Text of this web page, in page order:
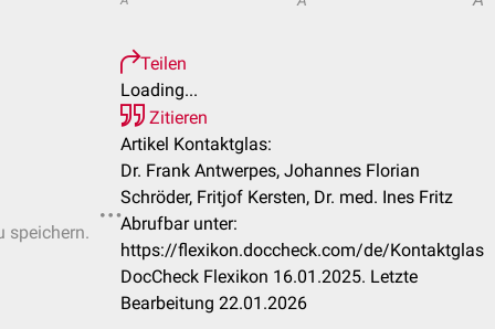
speichern.
Teilen
Loading...
Zitieren
Artikel Kontaktglas:
Dr. Frank Antwerpes, Johannes Florian
Schröder, Fritjof Kersten, Dr. med. Ines Fritz
Abrufbar unter:
https://flexikon.doccheck.com/de/Kontaktglas
DocCheck Flexikon 16.01.2025. Letzte
Bearbeitung 22.01.2026